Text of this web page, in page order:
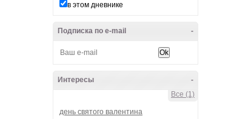
в этом дневнике
-
Подписка по e-mail
-
Интересы
Все (1)
день святого валентина